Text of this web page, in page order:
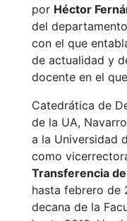
por Héctor
del
con el que
de actualidad y
docente en el
Catedrática de
de la UA,
a la Universidad
como
Transferencia
hasta febrero de
decana de la